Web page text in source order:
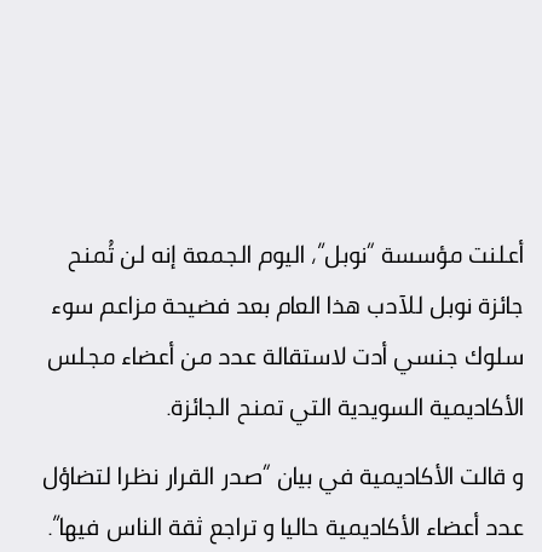
أعلنت مؤسسة “نوبل”، اليوم الجمعة إنه لن تُمنح
جائزة نوبل للآدب هذا العام بعد فضيحة مزاعم سوء
سلوك جنسي أدت لاستقالة عدد من أعضاء مجلس
الأكاديمية السويدية التي تمنح الجائزة.
و قالت الأكاديمية في بيان “صدر القرار نظرا لتضاؤل
عدد أعضاء الأكاديمية حاليا و تراجع ثقة الناس فيها”.